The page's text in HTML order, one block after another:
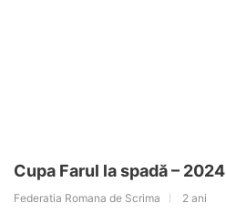
Cupa Farul la spadă – 2024
Federatia Romana de Scrima 2 ani